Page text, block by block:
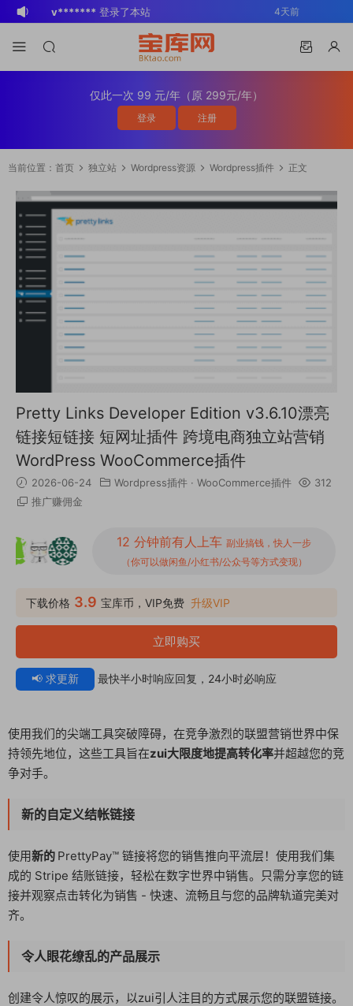
v******* 登录了本站 4天前
登录了本站
Pro v4.5.0 / v4.2.0 Wordpress邮件插
购买了资源WP Mail SMTP
Pro v4.5.0 / v4.2.0 Wordpress邮件插
下载了资源Elementor Pro
/v3.32.1/ v3.31.0 / v3.30.1/ v3.30.0 /
v3.29.2 / v3.29.1 / v3.29.0 / v3.28.x
/3.27.x /3.26.3 强大先进的网站构建器
成器插件 wp响应式主题模板编辑生成器
公司主题模板外贸跨境电商模板编辑工具
v4.1.2/v4.1.1/v4.0.4 /v4.0.1 /v3.33.2
/v3.32.1/ v3.31.0 / v3.30.1/ v3.30.0 /
v3.29.2 / v3.29.1 / v3.29.0 / v3.28.x
插件wordpress主题模板编辑神器页面生
成器插件 wp响应式主题模板编辑生成器
公司主题模板外贸跨境电商模板编辑工具
Elementor Pro
v4.1.2/v4.1.1/v4.0.4 /v4.0.1 /v3.33.2
/v3.32.1/ v3.31.0 / v3.30.1/ v3.30.0 /
/3.27.x /3.26.3 强大先进的网站构建器
插件wordpress主题模板编辑神器页面生
成器插件 wp响应式主题模板编辑生成器
s*******登录了本站 2天前
v*******下载了资源
v6.4.3 / v6.4.2 / v6.4.1 / v6.4.0.1
/v6.3.12 高级自定义字段专业版
Wordpress插件ACF PRO
仅此一次 99 元/年（原 299元/年）
登录 注册
当前位置： 首页 独立站 Wordpress资源 Wordpress插件 正文
Pretty Links Developer Edition v3.6.10漂亮
链接短链接 短网址插件 跨境电商独立站营销
WordPress WooCommerce插件
2026-06-24 Wordpress插件 · WooCommerce插件
312
推广赚佣金
12 分钟前有人上车 副业搞钱，快人一步
（你可以做闲鱼/小红书/公众号等方式变现）
下载价格 3.9 宝库币，VIP免费 升级VIP
立即购买
📢 求更新 最快半小时响应回复，24小时必响应
使用我们的尖端工具突破障碍，在竞争激烈的联盟营销世界中保
持领先地位，这些工具旨在zui大限度地提高转化率并超越您的竞
争对手。
新的自定义结帐链接
使用新的 PrettyPay™ 链接将您的销售推向平流层！使用我们集
成的 Stripe 结账链接，轻松在数字世界中销售。只需分享您的链
接并观察点击转化为销售 - 快速、流畅且与您的品牌轨道完美对
齐。
令人眼花缭乱的产品展示
创建令人惊叹的展示，以zui引人注目的方式展示您的联盟链接。